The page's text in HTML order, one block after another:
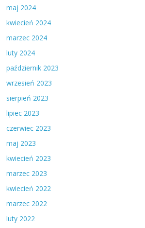
maj 2024
kwiecień 2024
marzec 2024
luty 2024
październik 2023
wrzesień 2023
sierpień 2023
lipiec 2023
czerwiec 2023
maj 2023
kwiecień 2023
marzec 2023
kwiecień 2022
marzec 2022
luty 2022